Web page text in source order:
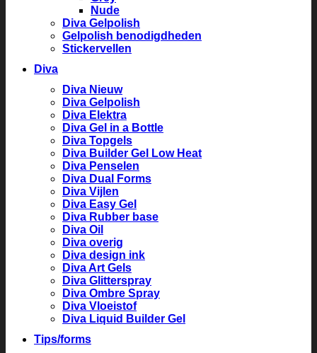
Nude
Diva Gelpolish
Gelpolish benodigdheden
Stickervellen
Diva
Diva Nieuw
Diva Gelpolish
Diva Elektra
Diva Gel in a Bottle
Diva Topgels
Diva Builder Gel Low Heat
Diva Penselen
Diva Dual Forms
Diva Vijlen
Diva Easy Gel
Diva Rubber base
Diva Oil
Diva overig
Diva design ink
Diva Art Gels
Diva Glitterspray
Diva Ombre Spray
Diva Vloeistof
Diva Liquid Builder Gel
Tips/forms